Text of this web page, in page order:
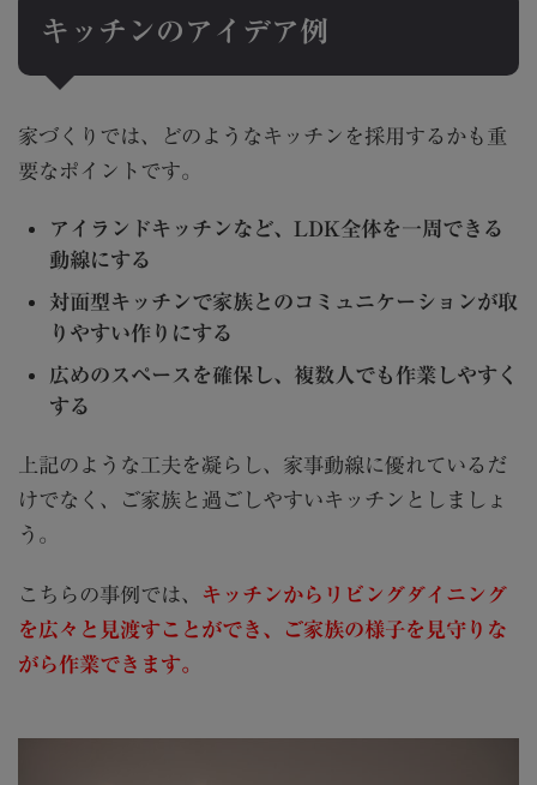
キッチンのアイデア例
家づくりでは、どのようなキッチンを採用するかも重
要なポイントです。
アイランドキッチンなど、LDK全体を一周できる
動線にする
対面型キッチンで家族とのコミュニケーションが取
りやすい作りにする
広めのスペースを確保し、複数人でも作業しやすく
する
上記のような工夫を凝らし、家事動線に優れているだ
けでなく、ご家族と過ごしやすいキッチンとしましょ
う。
こちらの事例では、
キッチンからリビングダイニング
を広々と見渡すことができ、ご家族の様子を見守りな
がら作業できます。